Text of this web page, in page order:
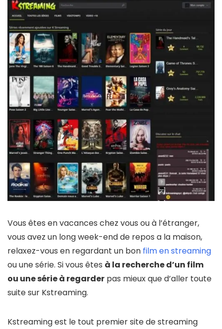
Vous êtes en vacances chez vous ou à l’étranger,
vous avez un long week-end de repos a la maison,
relaxez-vous en regardant un bon film en streaming
ou une série. Si vous êtes à la recherche d’un film
ou une série à regarder pas mieux que d’aller toute
suite sur Kstreaming.
Kstreaming est le tout premier site de streaming